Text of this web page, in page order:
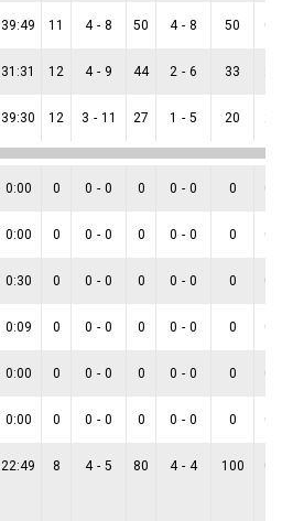
39:49 11 4 - 8 50 4 - 8 50 0
31:31 12 4 - 9 44 2 - 6 33 2
39:30 12 3 - 11 27 1 - 5 20 2
0:00 0 0 - 0 0 0 - 0 0 0
0:00 0 0 - 0 0 0 - 0 0 0
0:30 0 0 - 0 0 0 - 0 0 0
0:09 0 0 - 0 0 0 - 0 0 0
0:00 0 0 - 0 0 0 - 0 0 0
0:00 0 0 - 0 0 0 - 0 0 0
22:49 8 4 - 5 80 4 - 4 100 0